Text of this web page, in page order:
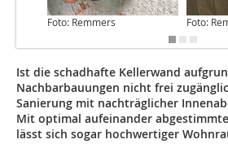
Foto: Remmers Foto:
Ist die schadhafte Kellerwand
Nachbarbauungen nicht frei
Sanierung mit nachträglicher
Mit optimal aufeinander
lässt sich sogar hochwertiger